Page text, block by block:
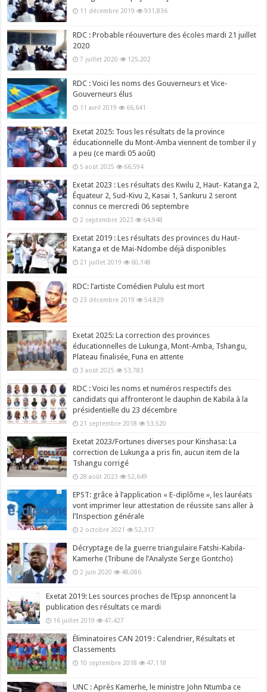
11 décembre 2019 931,836
RDC : Probable réouverture des écoles mardi 21 juillet
2020
7 juillet 2020 125,202
RDC : Voici les noms des Gouverneurs et Vice-
Gouverneurs élus
11 avril 2019 66,641
Exetat 2025: Tous les résultats de la province
éducationnelle du Mont-Amba viennent de tomber il y
a peu (ce mardi 05 août)
5 août 2025 66,594
Exetat 2023 : Les résultats des Kwilu 2, Haut- Katanga 2,
Équateur 2, Sud-Kivu 2, Kasai 1, Sankuru 2 seront
connus ce mercredi 06 septembre
2 septembre 2023 64,948
Exetat 2019 : Les résultats des provinces du Haut-
Katanga et de Mai-Ndombe déjà disponibles
21 juillet 2019 60,148
RDC: l’artiste Comédien Pululu est mort
23 décembre 2019 54,829
Exetat 2025: La correction des provinces
éducationnelles de Lukunga, Mont-Amba, Tshangu,
Plateau finalisée, Funa en attente
3 août 2025 53,783
RDC : Voici les noms et numéros respectifs des
candidats qui affronteront le dauphin de Kabila à la
présidentielle du 23 décembre
21 septembre 2018 53,520
Exetat 2023/Fortunes diverses pour Kinshasa: La
correction de Lukunga a pris fin, aucun item de la
Tshangu corrigé
28 août 2023 52,649
EPST: grâce à l’application « E-diplôme », les lauréats
vont imprimer leur attestation de réussite sans aller à
l’Inspection générale
2 octobre 2021 52,317
Décryptage de la guerre triangulaire Fatshi-Kabila-
Kamerhe (Tribune de l’Analyste Serge Gontcho)
2 juin 2020 48,086
Exetat 2019: Les sources proches de l’Epsp annoncent la
publication des résultats ce mardi
16 juillet 2019 47,427
Éliminatoires CAN 2019 : Calendrier, Résultats et
Classements
10 septembre 2018 47,118
UNC : Après Kamerhe, le ministre John Ntumba ce